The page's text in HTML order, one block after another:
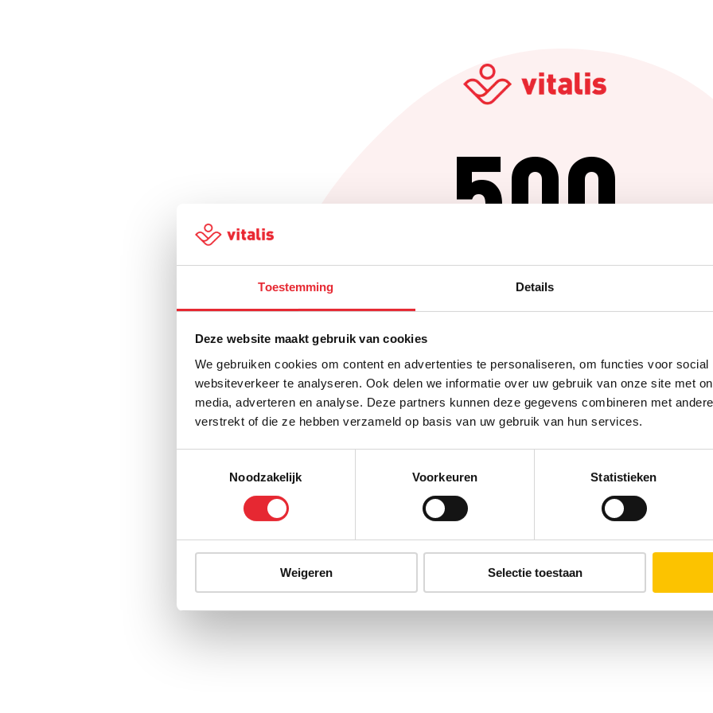
Toestemming Details
Deze website maakt gebruik van cookies
We gebruiken cookies om content en advertenties te personaliseren, om functies voor
websiteverkeer te analyseren. Ook delen we informatie over uw gebruik van onze site met
media, adverteren en analyse. Deze partners kunnen deze gegevens combineren met
verstrekt of die ze hebben verzameld op basis van uw gebruik van hun services.
Noodzakelijk
Voorkeuren Statistieken
Weigeren Selectie toestaan
500
Er is iets fout gegaan
Probeer het later opnieuw of ga terug naar de homepagina.
Home